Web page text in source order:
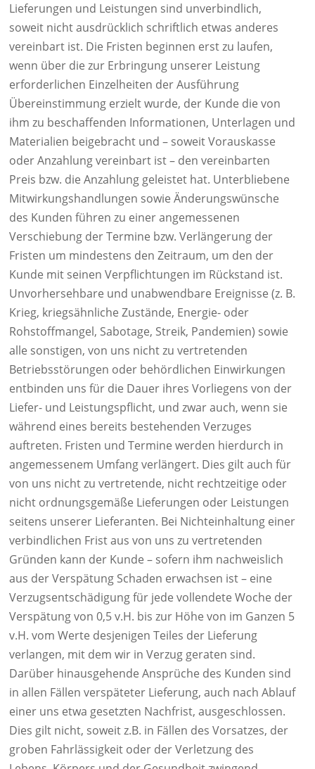
Lieferungen und Leistungen sind unverbindlich,
soweit nicht ausdrücklich schriftlich etwas anderes
vereinbart ist. Die Fristen beginnen erst zu laufen,
wenn über die zur Erbringung unserer Leistung
erforderlichen Einzelheiten der Ausführung
Übereinstimmung erzielt wurde, der Kunde die von
ihm zu beschaffenden Informationen, Unterlagen und
Materialien beigebracht und – soweit Vorauskasse
oder Anzahlung vereinbart ist – den vereinbarten
Preis bzw. die Anzahlung geleistet hat. Unterbliebene
Mitwirkungshandlungen sowie Änderungswünsche
des Kunden führen zu einer angemessenen
Verschiebung der Termine bzw. Verlängerung der
Fristen um mindestens den Zeitraum, um den der
Kunde mit seinen Verpflichtungen im Rückstand ist.
Unvorhersehbare und unabwendbare Ereignisse (z. B.
Krieg, kriegsähnliche Zustände, Energie- oder
Rohstoffmangel, Sabotage, Streik, Pandemien) sowie
alle sonstigen, von uns nicht zu vertretenden
Betriebsstörungen oder behördlichen Einwirkungen
entbinden uns für die Dauer ihres Vorliegens von der
Liefer- und Leistungspflicht, und zwar auch, wenn sie
während eines bereits bestehenden Verzuges
auftreten. Fristen und Termine werden hierdurch in
angemessenem Umfang verlängert. Dies gilt auch für
von uns nicht zu vertretende, nicht rechtzeitige oder
nicht ordnungsgemäße Lieferungen oder Leistungen
seitens unserer Lieferanten. Bei Nichteinhaltung einer
verbindlichen Frist aus von uns zu vertretenden
Gründen kann der Kunde – sofern ihm nachweislich
aus der Verspätung Schaden erwachsen ist – eine
Verzugsentschädigung für jede vollendete Woche der
Verspätung von 0,5 v.H. bis zur Höhe von im Ganzen 5
v.H. vom Werte desjenigen Teiles der Lieferung
verlangen, mit dem wir in Verzug geraten sind.
Darüber hinausgehende Ansprüche des Kunden sind
in allen Fällen verspäteter Lieferung, auch nach Ablauf
einer uns etwa gesetzten Nachfrist, ausgeschlossen.
Dies gilt nicht, soweit z.B. in Fällen des Vorsatzes, der
groben Fahrlässigkeit oder der Verletzung des